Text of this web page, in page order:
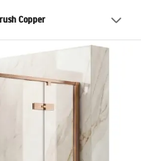
Copper